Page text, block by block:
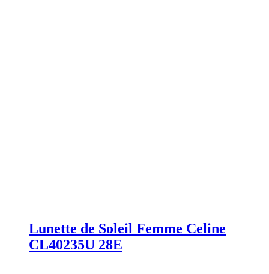
Lunette de Soleil Femme Celine
CL40235U 28E